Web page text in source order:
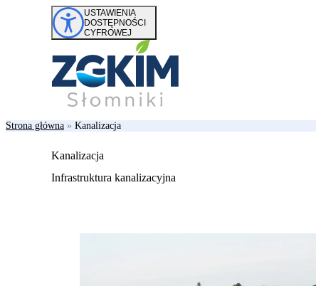
Przejdź do treści USTAWIENIA
DOSTĘPNOŚCI
CYFROWEJ
Strona główna » Kanalizacja
Kanalizacja
Infrastruktura kanalizacyjna